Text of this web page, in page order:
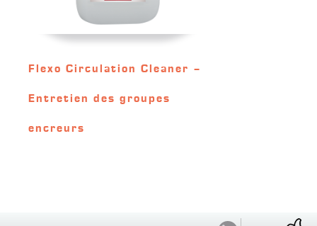
Flexo Circulation Cleaner –
Entretien des groupes
encreurs